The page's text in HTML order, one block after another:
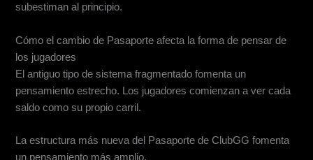
subestiman al principio.
Cómo el cambio de Pasaporte afecta la forma de pensar de
los jugadores
El antiguo tipo de sistema fragmentado fomenta un
pensamiento estrecho. Los jugadores comienzan a ver cada
saldo como su propio carril.
La estructura más nueva del Pasaporte de ClubGG fomenta
un pensamiento más amplio.